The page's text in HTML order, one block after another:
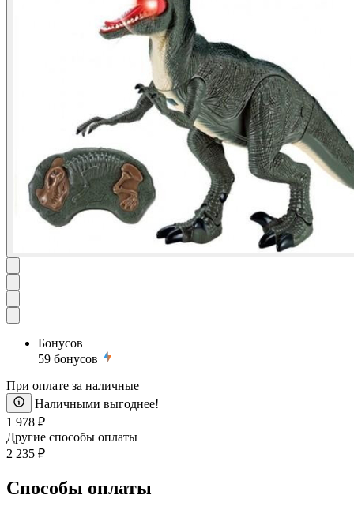
Бонусов
59 бонусов
При оплате за наличные
Наличными выгоднее!
1 978 ₽
Другие способы оплаты
2 235 ₽
Способы оплаты